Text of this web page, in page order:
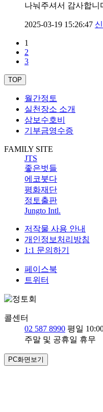
나눠주셔서 감사합니
2025-03-19 15:26:47
1
2
3
TOP
월간정토
실천장소 소개
삼보수호비
기부금영수증
FAMILY SITE
JTS
좋은벗들
에코붓다
평화재단
정토출판
Jungto Intl.
저작물 사용 안내
개인정보처리방침
1:1 문의하기
페이스북
트위터
콜센터
02 587 8990 평일
주말 및 공휴일 휴무
PC화면보기